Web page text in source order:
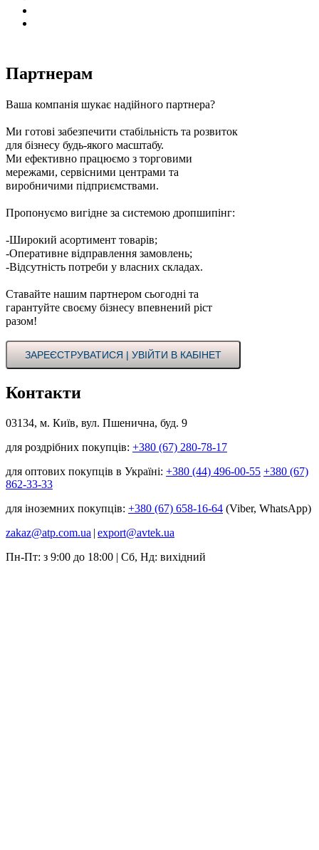
Партнерам
Ваша компанія шукає надійного партнера?
Ми готові забезпечити стабільність та розвиток
для бізнесу будь-якого масштабу.
Ми ефективно працюємо з торговими
мережами, сервісними центрами та
виробничими підприємствами.
Пропонуємо вигідне за системою дропшипінг:
-Широкий асортимент товарів;
-Оперативне відправлення замовлень;
-Відсутність потреби у власних складах.
Ставайте нашим партнером сьогодні та
гарантуйте своєму бізнесу впевнений ріст
разом!
ЗАРЕЄСТРУВАТИСЯ | УВІЙТИ В КАБІНЕТ
Контакти
03134, м. Київ, вул. Пшенична, буд. 9
для роздрібних покупців: +380 (67) 280-78-17
для оптових покупців в Україні: +380 (44) 496-00-55 +380 (67)
862-33-33
для іноземних покупців: +380 (67) 658-16-64 (Viber, WhatsApp)
zakaz@atp.com.ua | export@avtek.ua
Пн-Пт: з 9:00 до 18:00 | Сб, Нд: вихідний